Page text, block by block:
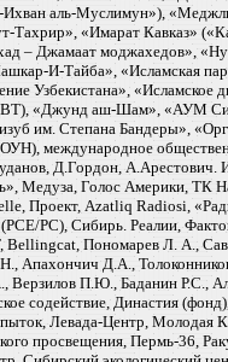
аль-Муслимун»),
Тахрир», «Имарат Кавказ»
– Джамаат моджахедов»,
И-Тайба», «Исламская
Узбекистана», «Исламское
«Джунд аш-Шам», «АУМ
им. Степана Бандеры»,
международное
Д.Гордон, А.Арестович.
Медуза, Голос Америки, ТК
Проект, Azatliq Radiosi,
PC), Сибирь. Реалии,
Bellingcat, Пономарев Л. А.,
Апахончич Д.А.,
П.Ю., Баданин Р.С.,
содействие, Династия
Левада-Центр, Молодая
просвещения, Пермь-36,